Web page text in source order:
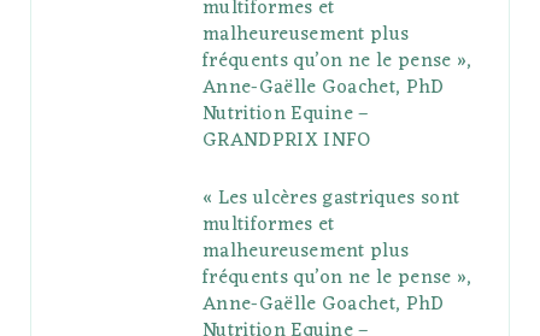
P
l
s
r
a
e
s
multiformes et
malheureusement plus
fréquents qu’on ne le pense »,
Anne-Gaëlle Goachet, PhD
Nutrition Equine –
GRANDPRIX INFO
« Les ulcères gastriques sont
multiformes et
malheureusement plus
fréquents qu’on ne le pense »,
Anne-Gaëlle Goachet, PhD